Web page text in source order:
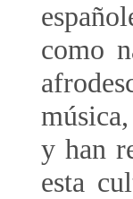
como
y han
esta